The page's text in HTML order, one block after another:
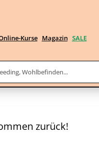
Kurse Magazin SALE
zurück!